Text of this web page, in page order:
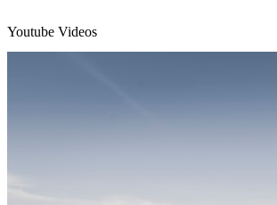
Youtube Videos